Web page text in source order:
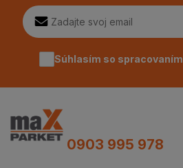
Súhlasím so spracovaním
0903 995 978